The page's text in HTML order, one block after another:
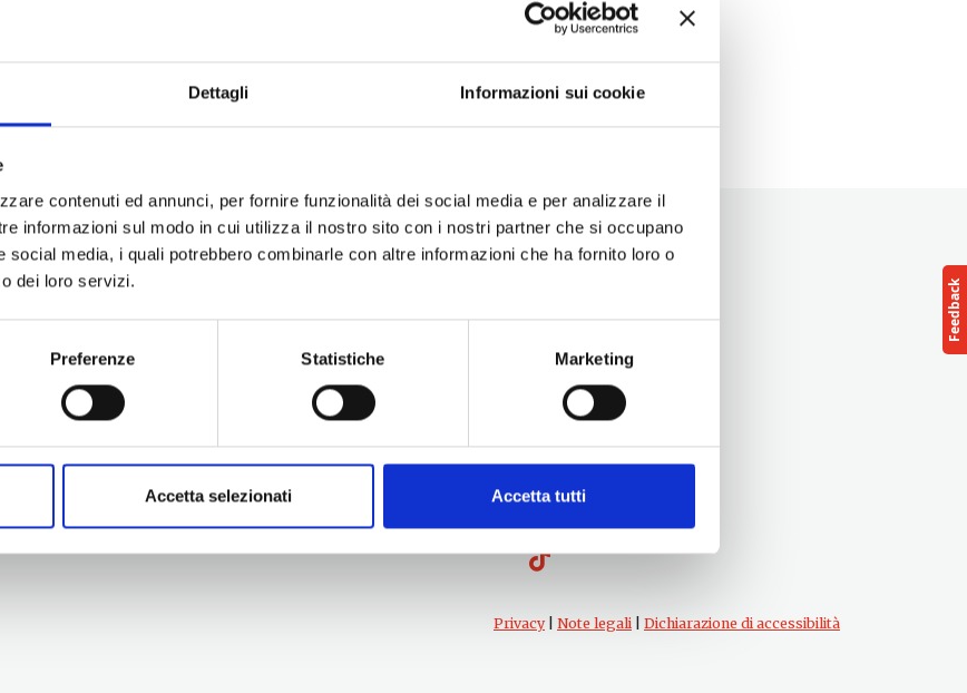
Dettagli Informazioni sui cookie
contenuti ed annunci, per fornire funzionalità dei social media e per analizzare il
informazioni sul modo in cui utilizza il nostro sito con i nostri partner che si occupano
social media, i quali potrebbero combinarle con altre informazioni che ha fornito loro o
dei loro servizi.
Preferenze Statistiche Marketing
Accetta selezionati Accetta tutti
- Tutto il giorno
and Development Service
Experiences
Territory
Itineraries
Accomodation & Products
Who we are
Follow us
Privacy| Note legali Dichiarazione di accessibilità